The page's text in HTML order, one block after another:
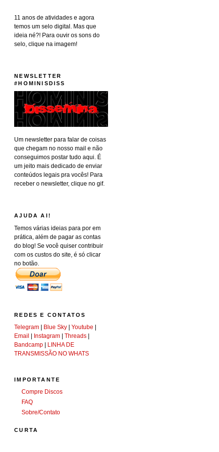
11 anos de atividades e agora
temos um selo digital. Mas que
ideia né?! Para ouvir os sons do
selo, clique na imagem!
NEWSLETTER
#HOMINISDISS
Um newsletter para falar de coisas
que chegam no nosso mail e não
conseguimos postar tudo aqui. É
um jeito mais dedicado de enviar
conteúdos legais pra vocês! Para
receber o newsletter, clique no gif.
AJUDA AI!
Temos várias ideias para por em
prática, além de pagar as contas
do blog! Se você quiser contribuir
com os custos do site, é só clicar
no botão.
REDES E CONTATOS
Telegram | Blue Sky |Youtube |
Email | Instagram |Threads |
Bandcamp | LINHA DE
TRANSMISSÃO NO WHATS
IMPORTANTE
Compre Discos
FAQ
Sobre/Contato
CURTA